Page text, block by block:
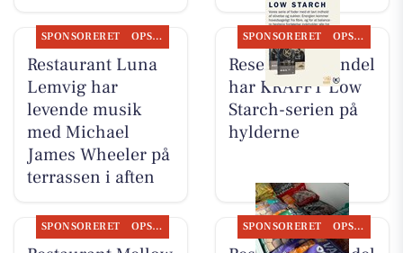
SPONSORERET OPSLAGSTAVLEN
Restaurant Luna
Lemvig har
levende musik
med Michael
James Wheeler på
terrassen i aften
SPONSORERET OPSLAGSTAVLEN
Resen Landhandel
har KRAFFT Low
Starch-serien på
hylderne
SPONSORERET OPSLAGSTAVLEN SPONSORERET OPSLAGSTAVLEN